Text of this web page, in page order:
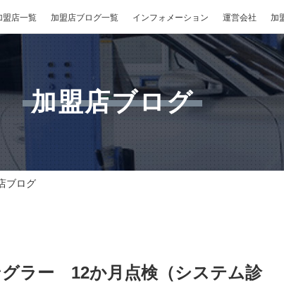
盟店一覧 加盟店ブログ一覧 インフォメーション 運営会社 加
加盟店ブログ
ブログ
ラー 12か月点検（システム診